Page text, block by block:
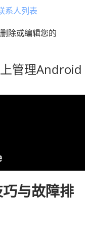
系人列表
除或编辑您的
管理Android
与故障排